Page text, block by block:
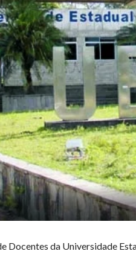
Docentes da Universidade